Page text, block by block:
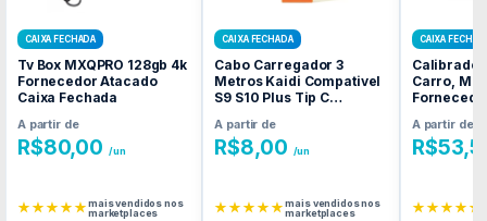
CAIXA FECHADA
Tv Box MXQPRO 128gb 4k
Fornecedor Atacado
Caixa Fechada
A partir de
R$80,00 /un
★★★★★mais vendidos nos
marketplaces
CAIXA FECHADA
Cabo Carregador 3
Metros Kaidi Compativel
S9 S10 Plus Tip C
Caixa Fechada
A partir de
R$8,00 /un
★★★★★mais vendidos nos
marketplaces
CAIXA
Calibrador
Carro,
A partir de
R$
★★★★★